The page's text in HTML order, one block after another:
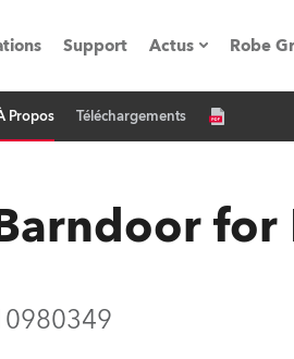
Support Actus
Communiqués
Robe
Propos Téléchargements
for